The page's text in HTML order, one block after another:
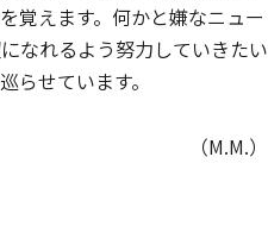
覚えます。何かと嫌なニュー
なれるよう努力していきたい
らせています。
（M.M.）